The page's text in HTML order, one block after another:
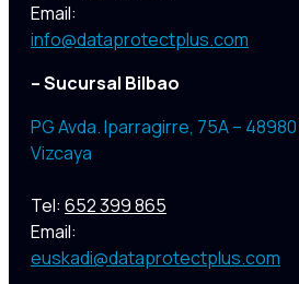
Email:
info@dataprotectplus.com
– Sucursal Bilbao
PG Avda. Iparragirre, 75A –
Vizcaya
Tel: 652 399 865
Email:
euskadi@dataprotectplus.com